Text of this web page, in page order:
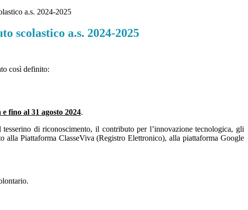
a.s. 2024-2025
scolastico a.s. 2024-2025
così definito:
fino al 31 agosto 2024.
di riconoscimento, il contributo per l’innovazione tecnologica, gli
Piattaforma ClasseViva (Registro Elettronico), alla piattaforma Google